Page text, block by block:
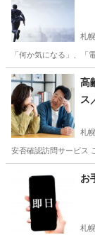
札
「何か気になる」、
北海道 札幌市 高
ス
札
安否確認訪問サービス
お
札